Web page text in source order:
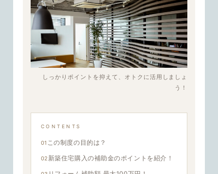
しっかりポイントを抑えて、オトクに活用しましょ
う！
CONTENTS
この制度の目的は？
新築住宅購入の補助金のポイントを紹介！